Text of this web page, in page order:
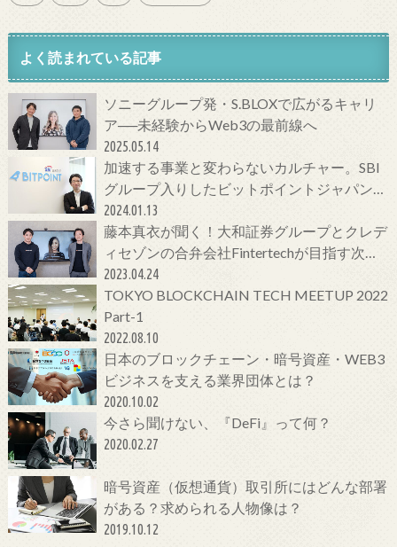
よく読まれている記事
ソニーグループ発・S.BLOXで広がるキャリ
ア──未経験からWeb3の最前線へ
2025.05.14
加速する事業と変わらないカルチャー。SBI
グループ入りしたビットポイントジャパンの
今をCTOに聞いてみた！
2024.01.13
藤本真衣が聞く！大和証券グループとクレデ
ィセゾンの合弁会社Fintertechが目指す次世
代金融サービスとは
2023.04.24
TOKYO BLOCKCHAIN TECH MEETUP 2022
Part-1
2022.08.10
日本のブロックチェーン・暗号資産・WEB3
ビジネスを支える業界団体とは？
2020.10.02
今さら聞けない、『DeFi』って何？
2020.02.27
暗号資産（仮想通貨）取引所にはどんな部署
がある？求められる人物像は？
2019.10.12